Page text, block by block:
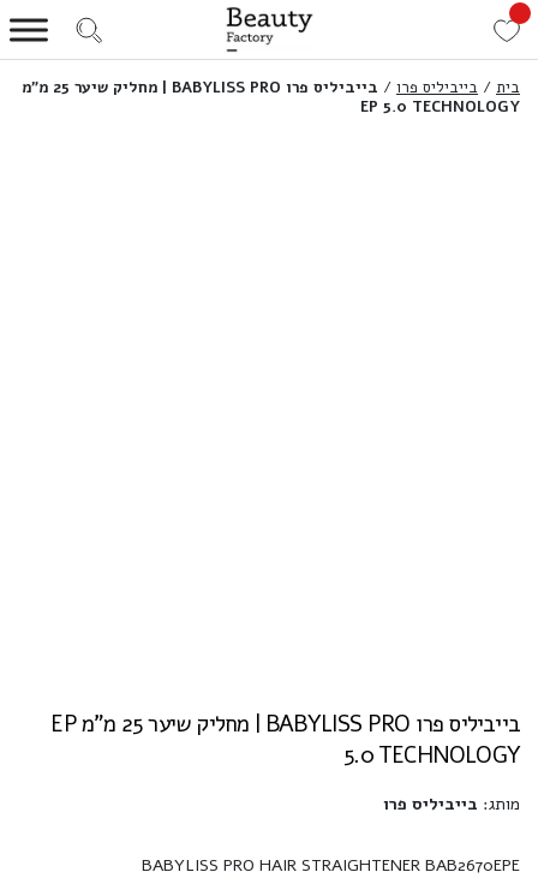
בית / בייביליס פרו /
בייביליס פרו BABYLISS PRO | מחליק שיער 25 מ”מ
EP 5.0 TECHNOLOGY
בייביליס פרו BABYLISS PRO | מחליק שיער 25 מ"מ EP
5.0 TECHNOLOGY
מותג: בייביליס פרו
BABYLISS PRO HAIR STRAIGHTENER BAB2670EPE